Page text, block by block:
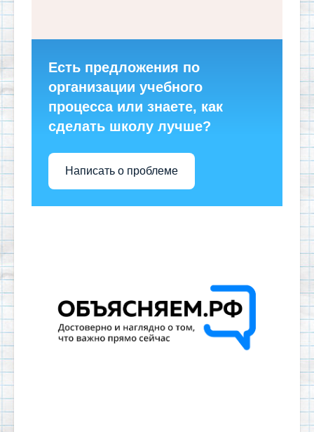
Есть предложения по
организации учебного
процесса или знаете, как
сделать школу лучше?
Написать о проблеме